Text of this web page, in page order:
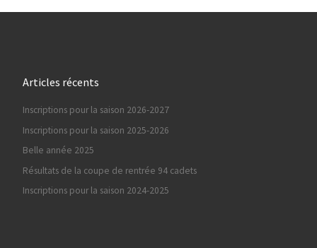
Articles récents
Inscriptions pour la saison 2026-2027
Inscriptions pour la saison 2025-2026
Belle année 2025
Résultats de la coupe de rentrée 94 cadets
Inscriptions pour la saison 2024-2025